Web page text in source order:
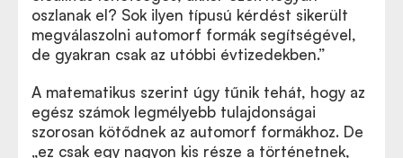
oszlanak el? Sok ilyen típusú kérdést sikerült
megválaszolni automorf formák segítségével,
de gyakran csak az utóbbi évtizedekben.”
A matematikus szerint úgy tűnik tehát, hogy az
egész számok legmélyebb tulajdonságai
szorosan kötődnek az automorf formákhoz. De
„ez csak egy nagyon kis része a történetnek,